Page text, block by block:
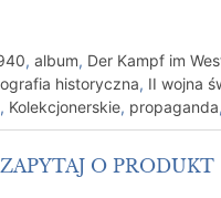
, album, Der Kampf im
historyczna, II wojna
, Kolekcjonerskie, propaganda,
ZAPYTAJ O PRODUKT